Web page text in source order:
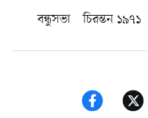
বন্ধুসভা
চিরন্তন ১৯৭১